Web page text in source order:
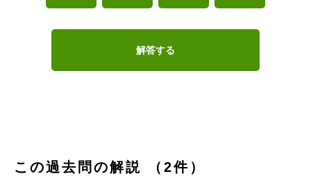
解答する
この過去問の解説 （2件）